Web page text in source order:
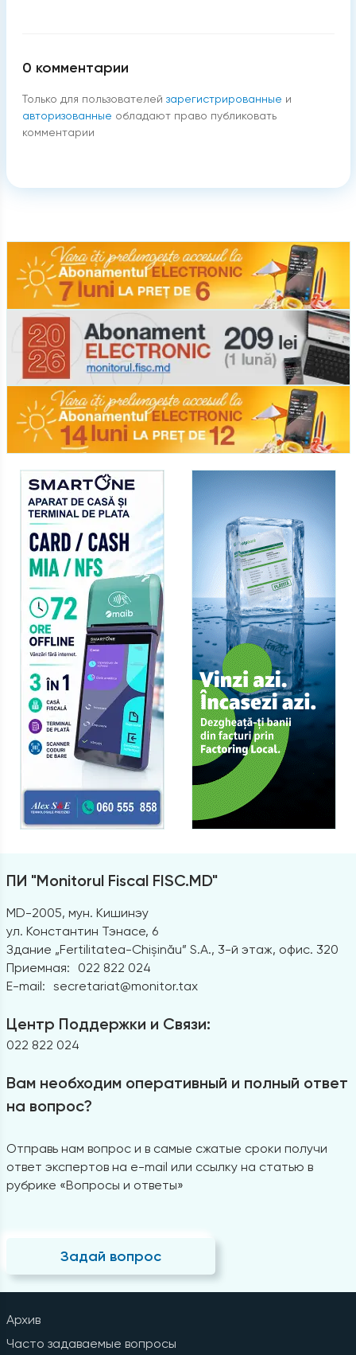
0 комментарии
Только для пользователей зарегистрированные и
авторизованные обладают право публиковать
комментарии
ПИ "Monitorul Fiscal FISC.MD"
MD-2005, мун. Кишинэу
ул. Константин Тэнасе, 6
Здание „Fertilitatea-Chișinău” S.A., 3-й этаж, офис. 320
Приемная:
022 822 024
E-mail: secretariat@monitor.tax
Центр Поддержки и Связи:
022 822 024
Вам необходим оперативный и полный ответ
на вопрос?
Отправь нам вопрос и в самые сжатые сроки получи
ответ экспертов на e-mail или ссылку на статью в
рубрике «Вопросы и ответы»
Задай вопрос
Архив
Часто задаваемые вопросы